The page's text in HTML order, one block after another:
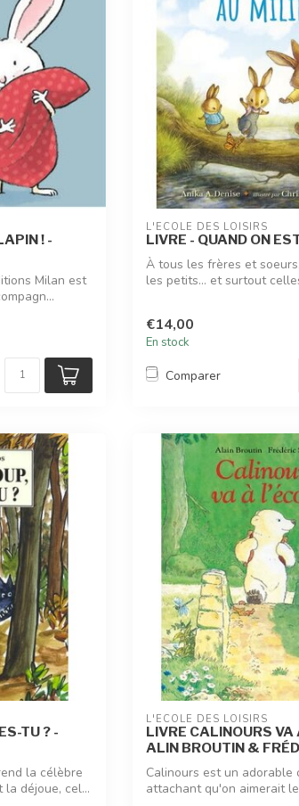
! -
Milan est
L'ÉCOLE DES LOISIRS
LIVRE - QUAND ON
À tous les frères et
les petits… et surtout
€14,00
En stock
Comparer
TU ? -
la célèbre
déjoue, cel...
L'ÉCOLE DES LOISIRS
LIVRE CALINOURS VA
ALIN BROUTIN &
Calinours est un adorable
attachant qu'on aimerait